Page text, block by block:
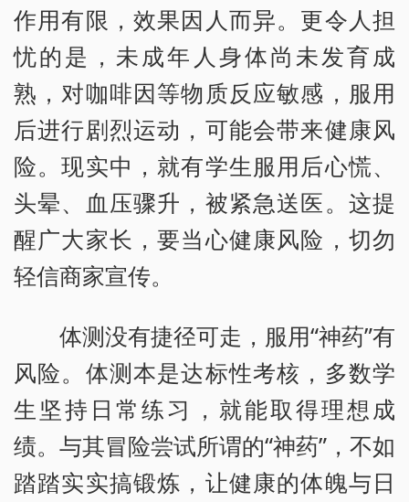
作用有限，效果因人而异。更令人担
忧的是，未成年人身体尚未发育成
熟，对咖啡因等物质反应敏感，服用
后进行剧烈运动，可能会带来健康风
险。现实中，就有学生服用后心慌、
头晕、血压骤升，被紧急送医。这提
醒广大家长，要当心健康风险，切勿
轻信商家宣传。
体测没有捷径可走，服用“神药”有
风险。体测本是达标性考核，多数学
生坚持日常练习，就能取得理想成
绩。与其冒险尝试所谓的“神药”，不如
踏踏实实搞锻炼，让健康的体魄与日